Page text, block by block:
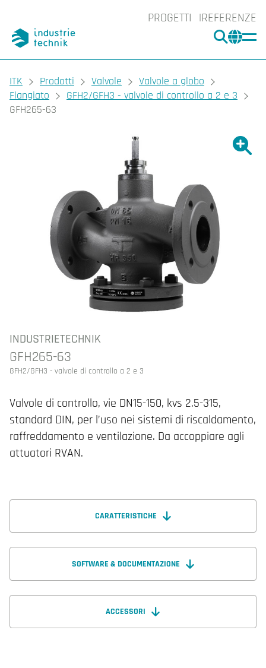
PROGETTI REFERENZE
CERCA
You are here:
ITK Prodotti Valvole
Valvole a globo
Flangiato
GFH2/GFH3 - valvole di controllo a 2 e 3
GFH265-63
INDUSTRIETECHNIK
GFH265-63
GFH2/GFH3 - valvole di controllo a 2 e 3
Valvole di controllo, vie DN15-150, kvs 2.5-315,
standard DIN, per l’uso nei sistemi di riscaldamento,
raffreddamento e ventilazione. Da accoppiare agli
attuatori RVAN.
CARATTERISTICHE
SOFTWARE & DOCUMENTAZIONE
ACCESSORI